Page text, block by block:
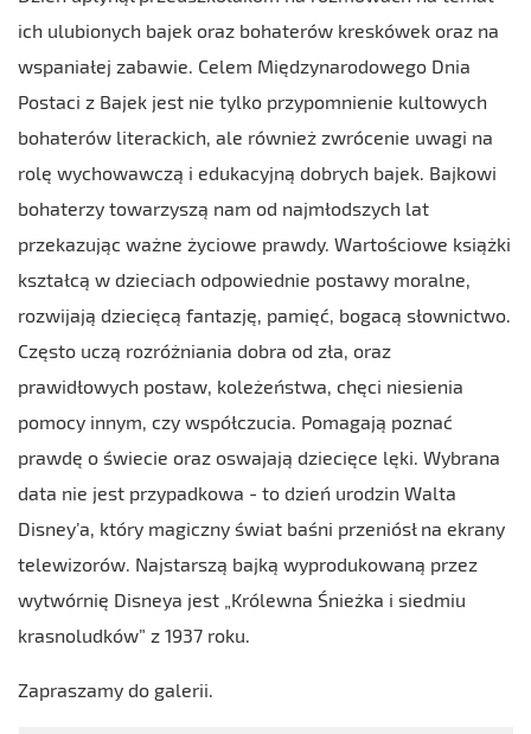
ich ulubionych bajek oraz bohaterów kreskówek oraz na
wspaniałej zabawie. Celem Międzynarodowego Dnia
Postaci z Bajek jest nie tylko przypomnienie kultowych
bohaterów literackich, ale również zwrócenie uwagi na
rolę wychowawczą i edukacyjną dobrych bajek. Bajkowi
bohaterzy towarzyszą nam od najmłodszych lat
przekazując ważne życiowe prawdy. Wartościowe książki
kształcą w dzieciach odpowiednie postawy moralne,
rozwijają dziecięcą fantazję, pamięć, bogacą słownictwo.
Często uczą rozróżniania dobra od zła, oraz
prawidłowych postaw, koleżeństwa, chęci niesienia
pomocy innym, czy współczucia. Pomagają poznać
prawdę o świecie oraz oswajają dziecięce lęki. Wybrana
data nie jest przypadkowa - to dzień urodzin Walta
Disney’a, który magiczny świat baśni przeniósł na ekrany
telewizorów. Najstarszą bajką wyprodukowaną przez
wytwórnię Disneya jest „Królewna Śnieżka i siedmiu
krasnoludków” z 1937 roku.
Zapraszamy do galerii.